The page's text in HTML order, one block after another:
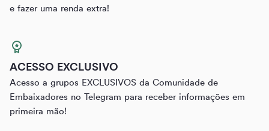
e fazer uma renda extra!
ACESSO EXCLUSIVO
Acesso a grupos EXCLUSIVOS da Comunidade de
Embaixadores no Telegram para receber informações em
primeira mão!